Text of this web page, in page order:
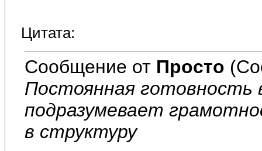
Цитата:
Сообщение от Просто
Постоянная готовность
подразумевает
в структуру